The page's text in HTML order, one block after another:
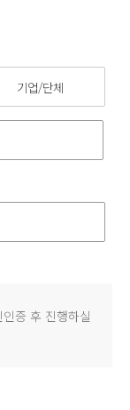
기업/단체
증 후 진행하실